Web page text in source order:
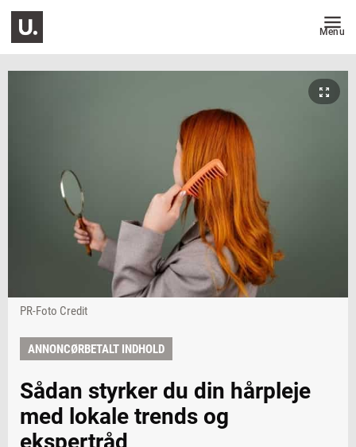
Menu
PR-Foto Credit
ANNONCØRBETALT INDHOLD
Sådan styrker du din hårpleje
med lokale trends og